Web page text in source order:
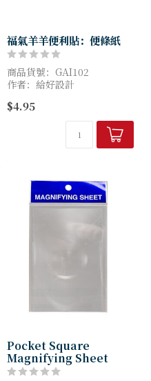
福氣羊羊便利貼：便條紙
商品貨號：GAI102
作者：給好設計
$4.95
Pocket Square
Magnifying Sheet